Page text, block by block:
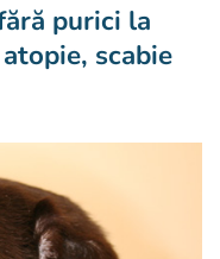
purici la
scabie